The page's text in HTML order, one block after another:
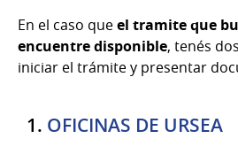
En el caso queel tramite que
encuentre disponible, tenés
iniciar el trámite y presentar
1. OFICINAS DE URSEA